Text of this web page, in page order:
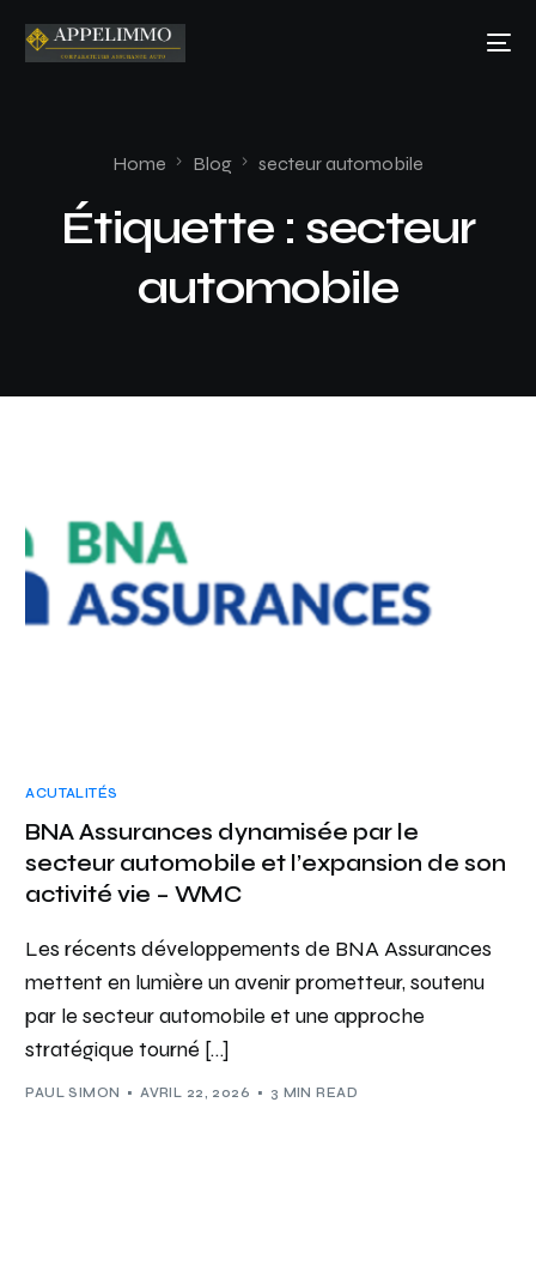
Home Blog secteur automobile
Étiquette : secteur
automobile
ACUTALITÉS
BNA Assurances dynamisée par le
secteur automobile et l’expansion de son
activité vie – WMC
Les récents développements de BNA Assurances
mettent en lumière un avenir prometteur, soutenu
par le secteur automobile et une approche
stratégique tourné […]
PAUL SIMON AVRIL 22, 2026 3 MIN READ